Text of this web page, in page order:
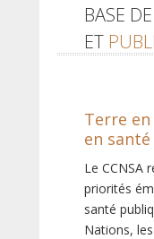
BASE
ET
Terre
en santé
Le CCNSA
priorités
santé
Nations,